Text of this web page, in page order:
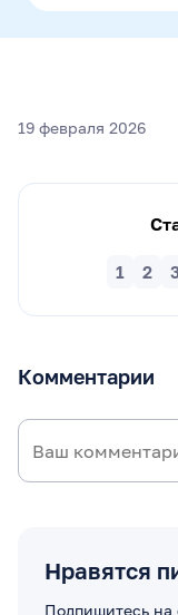
19 февраля 2026
2
1
Комментарии
Нравятся
Подпишитесь